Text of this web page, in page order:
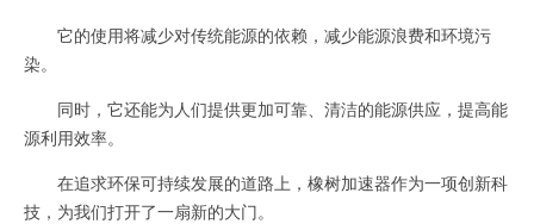
它的使用将减少对传统能源的依赖，减少能源浪费和环境污
染。
同时，它还能为人们提供更加可靠、清洁的能源供应，提高能
源利用效率。
在追求环保可持续发展的道路上，橡树加速器作为一项创新科
技，为我们打开了一扇新的大门。